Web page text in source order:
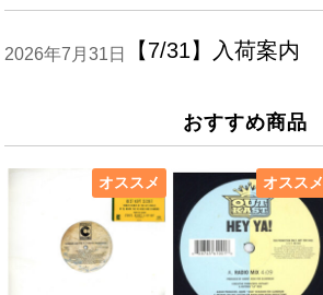
【7/31】入荷案内
2026年7月31日
おすすめ商品
オススメ オススメ